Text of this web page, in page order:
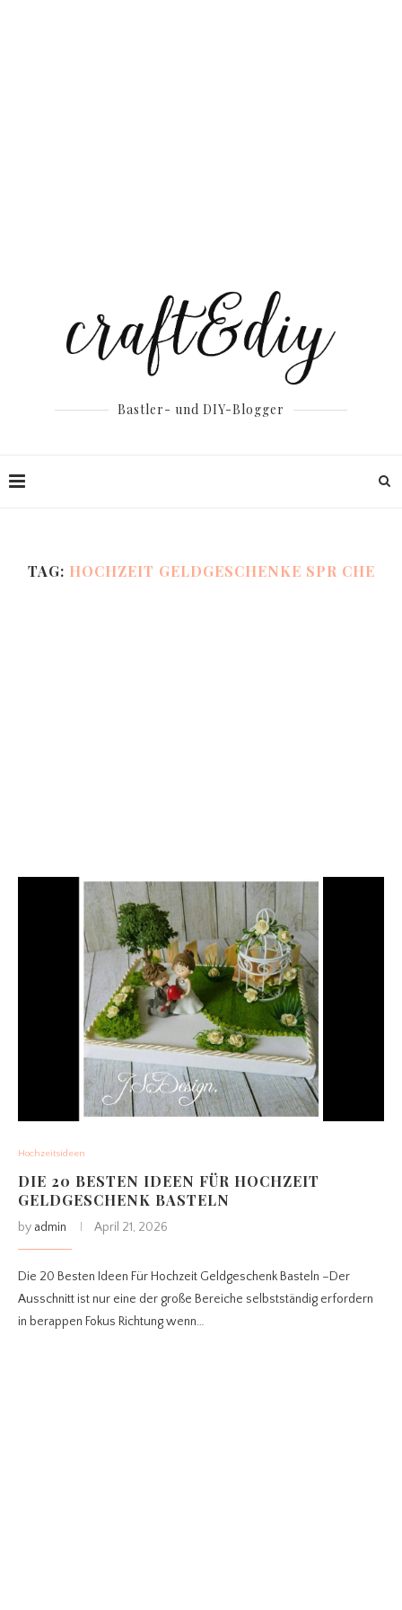
Bastler- und DIY-Blogger
TAG: HOCHZEIT GELDGESCHENKE SPR CHE
Hochzeitsideen
DIE 20 BESTEN IDEEN FÜR HOCHZEIT
GELDGESCHENK BASTELN
by admin April 21, 2026
Die 20 Besten Ideen Für Hochzeit Geldgeschenk Basteln –Der
Ausschnitt ist nur eine der große Bereiche selbstständig erfordern
in berappen Fokus Richtung wenn…